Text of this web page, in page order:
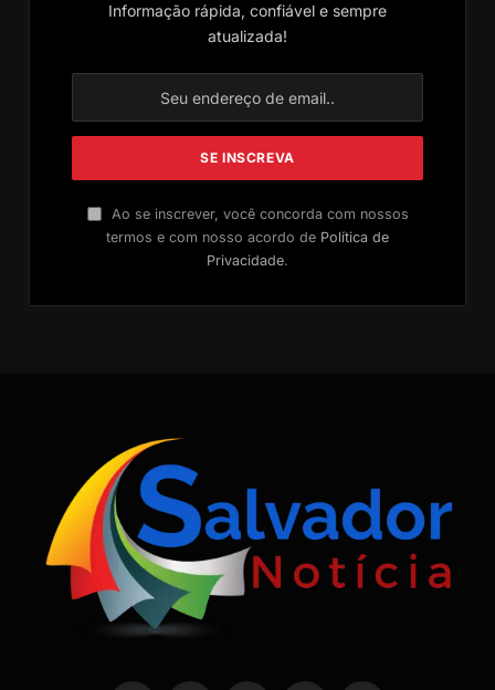
Informação rápida, confiável e sempre
atualizada!
Ao se inscrever, você concorda com nossos
termos e com nosso acordo de Política de
Privacidade.